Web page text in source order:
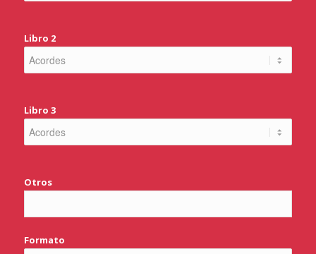
Libro 2
Libro 3
Otros
Formato